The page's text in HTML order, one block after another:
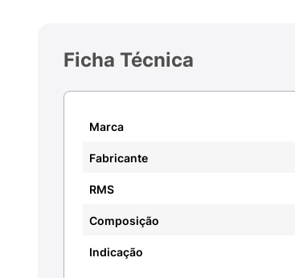
Ficha Técnica
Marca
Fabricante
RMS
Composição
Indicação